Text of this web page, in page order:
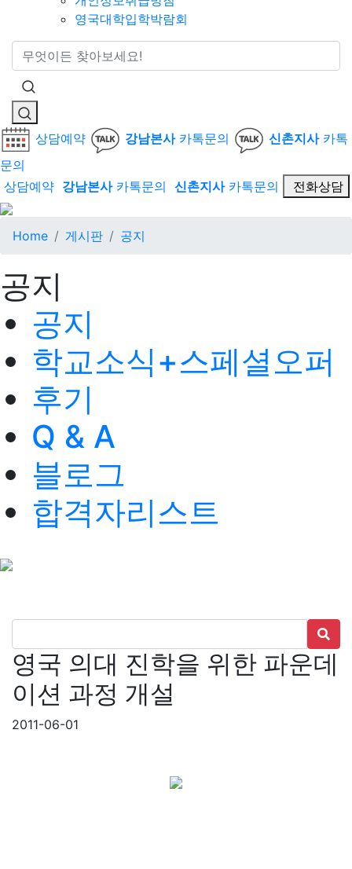
영국대학입학박람회
통합검색
상담예약 강남본사카톡문의 신촌지사카톡
문의
상담예약 강남본사카톡문의 신촌지사카톡문의 전화상담
Home 게시판 공지
공지
공지
학교소식+스페셜오퍼
후기
Q & A
블로그
합격자리스트
영국 의대 진학을 위한 파운데
이션 과정 개설
2011-06-01